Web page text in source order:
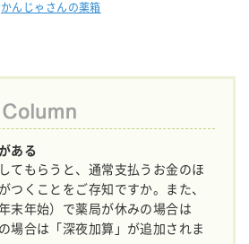
かんじゃさんの薬箱
ある
てもらうと、通常支払うお金のほ
つくことをご存知ですか。また、
末年始）で薬局が休みの場合は
場合は「深夜加算」が追加されま